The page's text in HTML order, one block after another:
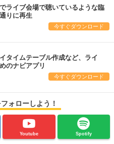
ライブ会場で聴いているような臨
りに再生
今すぐダウンロード
タイムテーブル作成など、ライ
のナビアプリ
今すぐダウンロード
ォローしよう！
Youtube Spotify